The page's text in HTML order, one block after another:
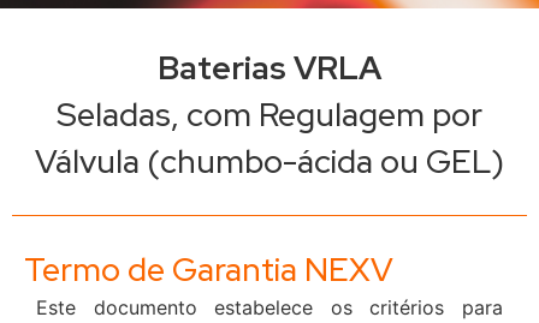
Baterias VRLA
Seladas, com Regulagem por
Válvula (chumbo-ácida ou GEL)
Termo de Garantia NEXV
Este documento estabelece os critérios para